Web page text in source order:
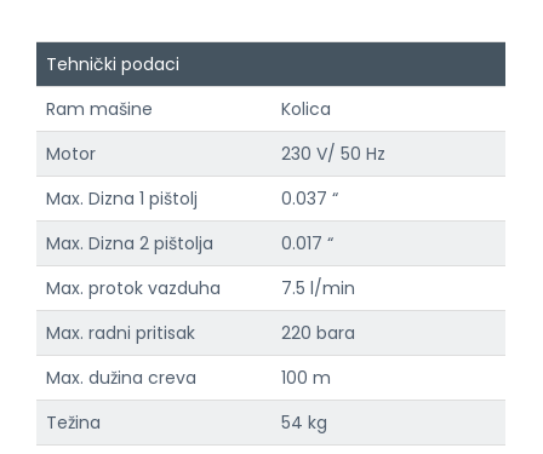
Tehnički podaci
Ram mašine
Kolica
Motor
230 V/ 50 Hz
Max. Dizna 1 pištolj
0.037 “
Max. Dizna 2 pištolja
0.017 “
Max. protok vazduha
7.5 l/min
Max. radni pritisak
220 bara
Max. dužina creva
100 m
Težina
54 kg